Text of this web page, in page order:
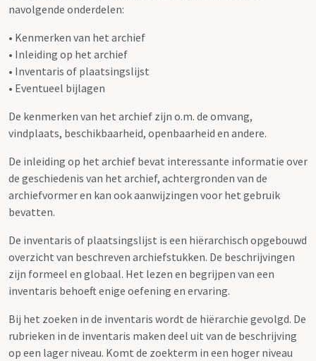
navolgende onderdelen:
• Kenmerken van het archief
• Inleiding op het archief
• Inventaris of plaatsingslijst
• Eventueel bijlagen
De kenmerken van het archief zijn o.m. de omvang,
vindplaats, beschikbaarheid, openbaarheid en andere.
De inleiding op het archief bevat interessante informatie over
de geschiedenis van het archief, achtergronden van de
archiefvormer en kan ook aanwijzingen voor het gebruik
bevatten.
De inventaris of plaatsingslijst is een hiërarchisch opgebouwd
overzicht van beschreven archiefstukken. De beschrijvingen
zijn formeel en globaal. Het lezen en begrijpen van een
inventaris behoeft enige oefening en ervaring.
Bij het zoeken in de inventaris wordt de hiërarchie gevolgd. De
rubrieken in de inventaris maken deel uit van de beschrijving
op een lager niveau. Komt de zoekterm in een hoger niveau